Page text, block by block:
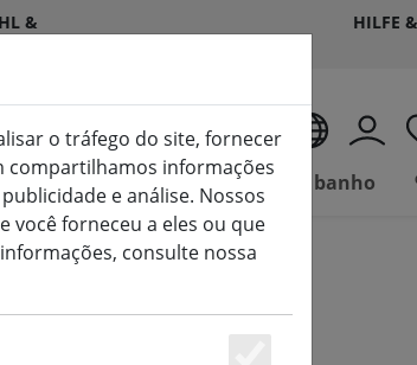
&
HILFE
PT
Viver Casa de banho
o tráfego do site, fornecer
compartilhamos informações
e análise. Nossos
você forneceu a eles ou que
consulte nossa